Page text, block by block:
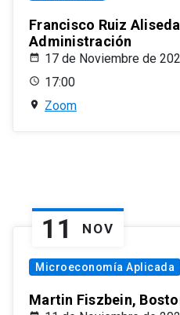
Francisco Ruiz
Administración
17 de Noviembre de
17:00
Zoom
11 NOV
Microeconomía Aplicada
Martin Fiszbein,